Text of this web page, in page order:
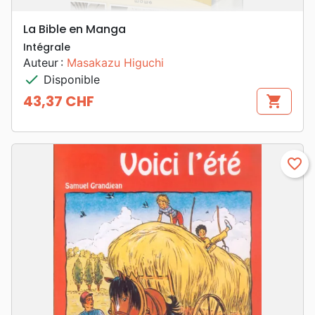
La Bible en Manga
Intégrale
Auteur : Masakazu Higuchi
check Disponible
Prix
43,37 CHF shopping_cart
favorite_border